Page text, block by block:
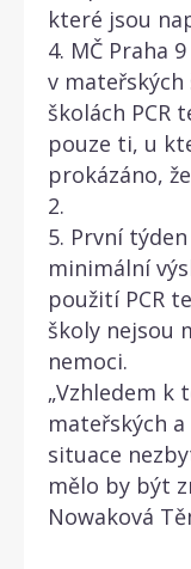
které jsou
4. MČ Praha
v mateřských
školách PCR
pouze ti, u
prokázáno,
2.
5. První
minimální
použití PCR
školy nejsou
nemoci.
„Vzhledem k
mateřských
situace
mělo by být
Nowaková